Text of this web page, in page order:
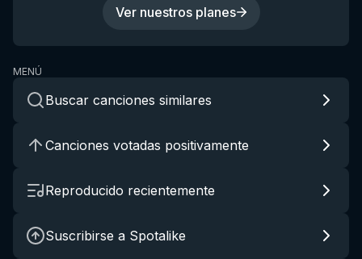
Ver nuestros planes
MENÚ
Buscar canciones similares
Canciones votadas positivamente
Reproducido recientemente
Suscribirse a Spotalike